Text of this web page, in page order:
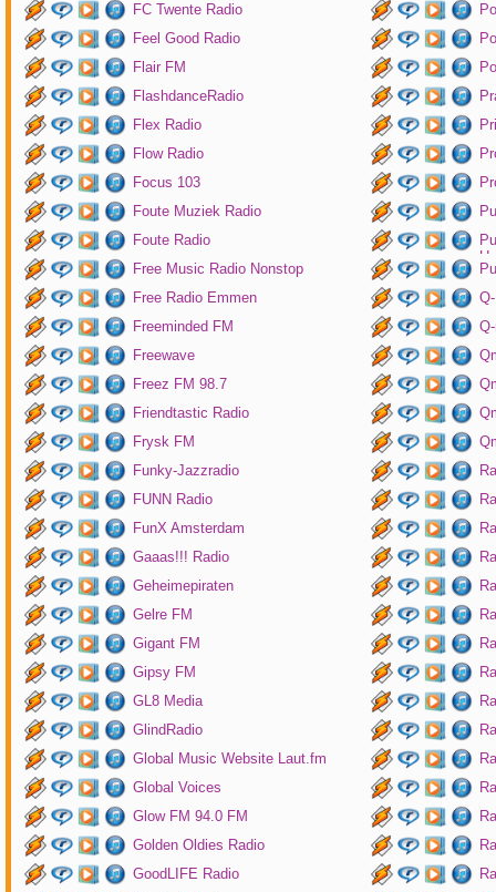
FC Twente Radio
Feel Good Radio
Flair FM
FlashdanceRadio
Flex Radio
Flow Radio
Focus 103
Foute Muziek Radio
Foute Radio
Free Music Radio Nonstop
Free Radio Emmen
Freeminded FM
Freewave
Freez FM 98.7
Friendtastic Radio
Frysk FM
Funky-Jazzradio
FUNN Radio
FunX Amsterdam
Gaaas!!! Radio
Geheimepiraten
Gelre FM
Gigant FM
Gipsy FM
GL8 Media
GlindRadio
Global Music Website Laut.fm
Global Voices
Glow FM 94.0 FM
Golden Oldies Radio
GoodLIFE Radio